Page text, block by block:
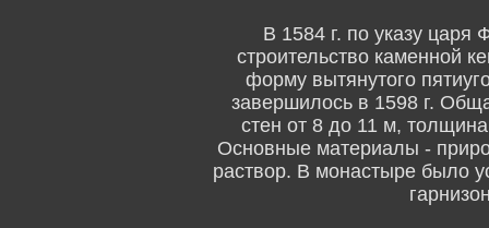
В 1584 г. по указу
строительство каменной
форму вытянутого
завершилось в 1598 г.
стен от 8 до 11 м,
Основные материалы -
раствор. В монастыре было